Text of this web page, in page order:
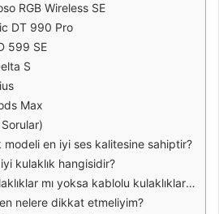
RGB Wireless SE
DT 990 Pro
599 SE
S
Max
modeli en iyi ses kalitesine sahiptir?
kulaklık hangisidir?
mı yoksa kablolu kulaklıklar mı daha iyidir?
nelere dikkat etmeliyim?